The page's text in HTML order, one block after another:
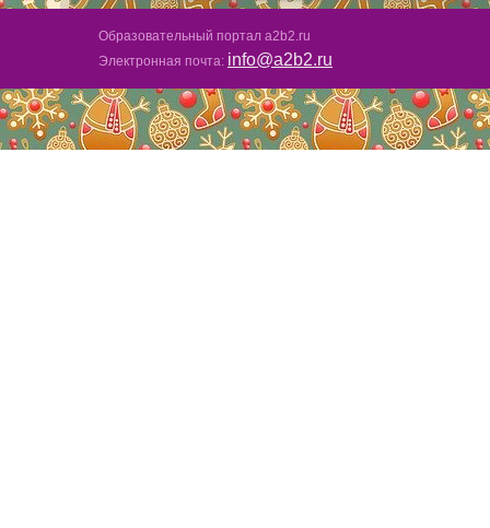
Образовательный портал a2b2.ru
Электронная почта: info@a2b2.ru